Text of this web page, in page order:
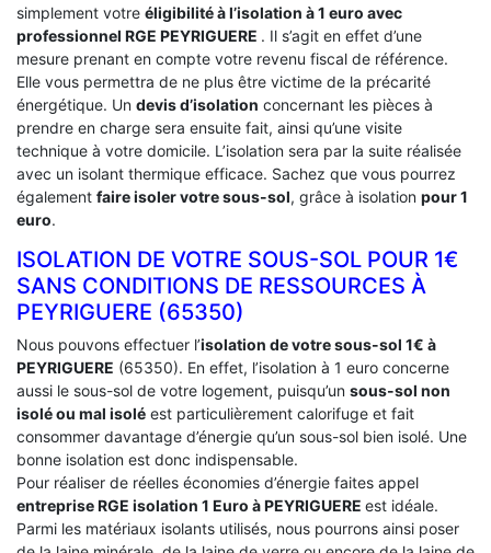
simplement votre éligibilité à l’isolation à 1 euro avec
professionnel RGE PEYRIGUERE . Il s’agit en effet d’une
mesure prenant en compte votre revenu fiscal de référence.
Elle vous permettra de ne plus être victime de la précarité
énergétique. Un devis d’isolation concernant les pièces à
prendre en charge sera ensuite fait, ainsi qu’une visite
technique à votre domicile. L’isolation sera par la suite réalisée
avec un isolant thermique efficace. Sachez que vous pourrez
également faire isoler votre sous-sol, grâce à isolation pour 1
euro.
ISOLATION DE VOTRE SOUS-SOL POUR 1€
SANS CONDITIONS DE RESSOURCES À
‎PEYRIGUERE (65350)
Nous pouvons effectuer l’isolation de votre sous-sol 1€ à
PEYRIGUERE (65350). En effet, l’isolation à 1 euro concerne
aussi le sous-sol de votre logement, puisqu’un sous-sol non
isolé ou mal isolé est particulièrement calorifuge et fait
consommer davantage d’énergie qu’un sous-sol bien isolé. Une
bonne isolation est donc indispensable.
Pour réaliser de réelles économies d’énergie faites appel
entreprise RGE isolation 1 Euro à PEYRIGUERE est idéale.
Parmi les matériaux isolants utilisés, nous pourrons ainsi poser